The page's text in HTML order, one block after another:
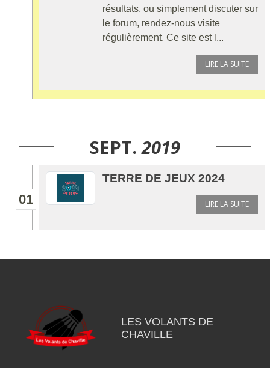
résultats, ou simplement discuter sur
le forum, rendez-nous visite
régulièrement. Ce site est l...
LIRE LA SUITE
SEPT. 2019
01
TERRE DE JEUX 2024
LIRE LA SUITE
LES VOLANTS DE
CHAVILLE